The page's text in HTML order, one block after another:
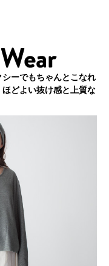
ーでもちゃんとこなれ
どよい抜け感と上質な